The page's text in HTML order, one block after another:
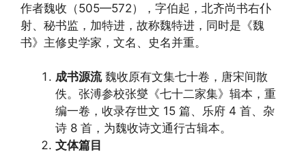
作者魏收（505—572），字伯起，北齐尚书右仆
射、秘书监，加特进，故称魏特进，同时是《魏
书》主修史学家，文名、史名并重。
成书源流魏收原有文集七十卷，唐宋间散
佚。张溥参校张燮《七十二家集》辑本，重
编一卷，收录存世文 15 篇、乐府 4 首、杂
诗 8 首，为魏收诗文通行古辑本。
文体篇目